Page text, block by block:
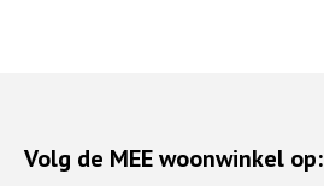
Volg de MEE woonwinkel op: